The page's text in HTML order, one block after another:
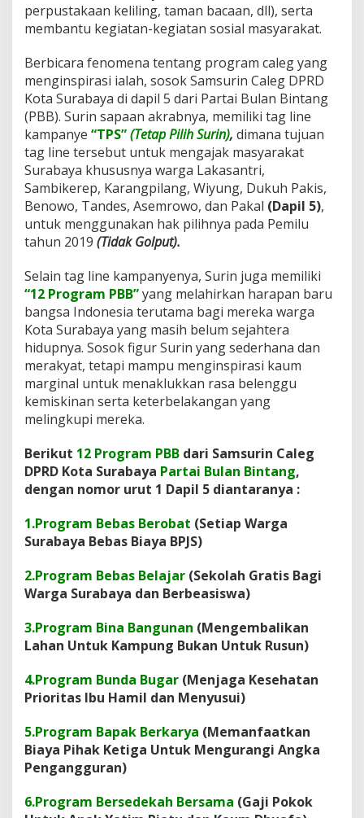
perpustakaan keliling, taman bacaan, dll), serta
membantu kegiatan-kegiatan sosial masyarakat.
Berbicara fenomena tentang program caleg yang
menginspirasi ialah, sosok Samsurin Caleg DPRD
Kota Surabaya di dapil 5 dari Partai Bulan Bintang
(PBB). Surin sapaan akrabnya, memiliki tag line
kampanye “TPS”(Tetap Pilih Surin), dimana tujuan
tag line tersebut untuk mengajak masyarakat
Surabaya khususnya warga Lakasantri,
Sambikerep, Karangpilang, Wiyung, Dukuh Pakis,
Benowo, Tandes, Asemrowo, dan Pakal (Dapil 5),
untuk menggunakan hak pilihnya pada Pemilu
tahun 2019 (Tidak Golput).
Selain tag line kampanyenya, Surin juga memiliki
“12 Program PBB”yang melahirkan harapan baru
bangsa Indonesia terutama bagi mereka warga
Kota Surabaya yang masih belum sejahtera
hidupnya. Sosok figur Surin yang sederhana dan
merakyat, tetapi mampu menginspirasi kaum
marginal untuk menaklukkan rasa belenggu
kemiskinan serta keterbelakangan yang
melingkupi mereka.
Berikut 12 Program PBB dari Samsurin Caleg
DPRD Kota Surabaya Partai Bulan Bintang,
dengan nomor urut 1 Dapil 5 diantaranya :
1.Program Bebas Berobat (Setiap Warga
Surabaya Bebas Biaya BPJS)
2.Program Bebas Belajar (Sekolah Gratis Bagi
Warga Surabaya dan Berbeasiswa)
3.Program Bina Bangunan (Mengembalikan
Lahan Untuk Kampung Bukan Untuk Rusun)
4.Program Bunda Bugar (Menjaga Kesehatan
Prioritas Ibu Hamil dan Menyusui)
5.Program Bapak Berkarya (Memanfaatkan
Biaya Pihak Ketiga Untuk Mengurangi Angka
Pengangguran)
6.Program Bersedekah Bersama (Gaji Pokok